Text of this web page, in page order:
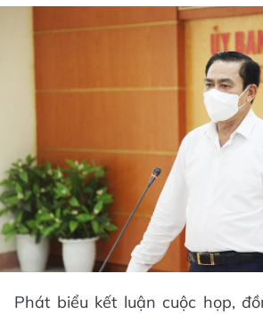
Phát biểu kết luận cuộc họp,